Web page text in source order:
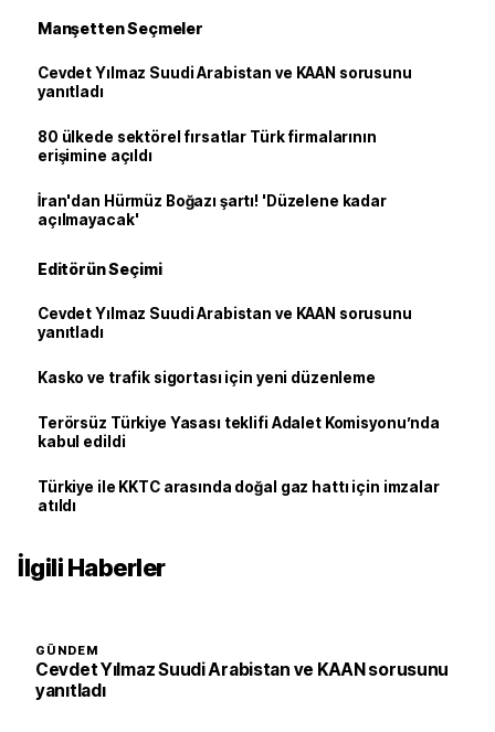
Manşetten Seçmeler
Cevdet Yılmaz Suudi Arabistan ve KAAN sorusunu
yanıtladı
80 ülkede sektörel fırsatlar Türk firmalarının
erişimine açıldı
İran'dan Hürmüz Boğazı şartı! 'Düzelene kadar
açılmayacak'
Editörün Seçimi
Cevdet Yılmaz Suudi Arabistan ve KAAN sorusunu
yanıtladı
Kasko ve trafik sigortası için yeni düzenleme
Terörsüz Türkiye Yasası teklifi Adalet Komisyonu’nda
kabul edildi
Türkiye ile KKTC arasında doğal gaz hattı için imzalar
atıldı
İlgili Haberler
GÜNDEM
Cevdet Yılmaz Suudi Arabistan ve KAAN sorusunu
yanıtladı